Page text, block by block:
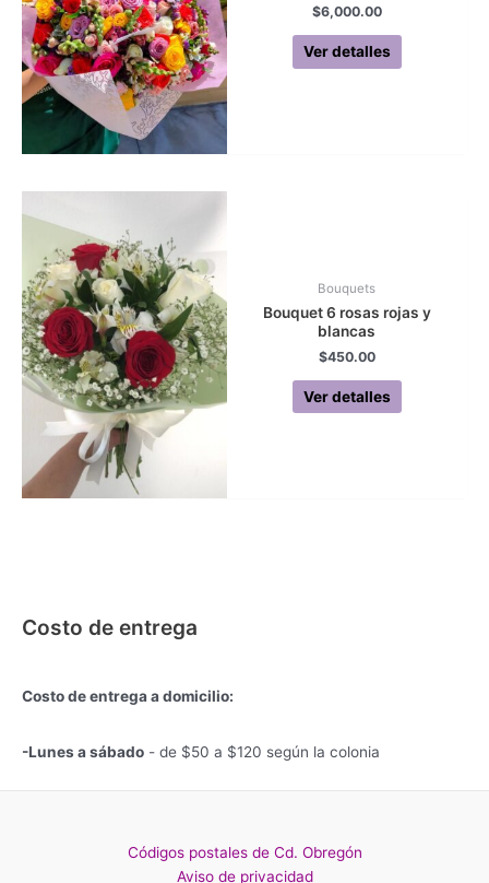
$6,000.00
Ver detalles
Bouquets
Bouquet 6 rosas rojas y
blancas
$450.00
Ver detalles
Costo de entrega
Costo de entrega a domicilio:
-Lunes a sábado - de $50 a $120 según la colonia
Códigos postales de Cd. Obregón
Aviso de privacidad